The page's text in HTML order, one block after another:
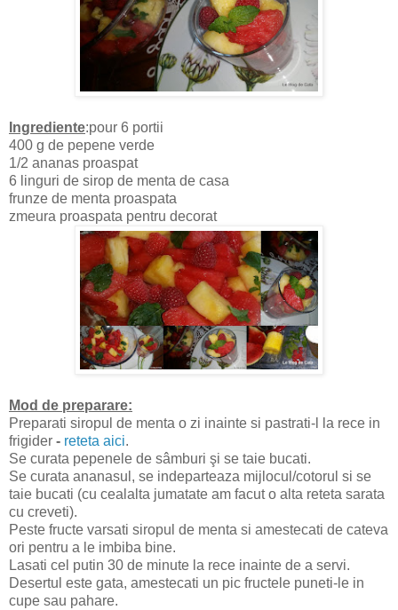
Ingrediente:pour 6 portii
400 g de pepene verde
1/2 ananas proaspat
6 linguri de sirop de menta de casa
frunze de menta proaspata
zmeura proaspata pentru decorat
Mod de preparare:
Preparati siropul de menta o zi inainte si pastrati-l la rece in
frigider - reteta aici.
Se curata pepenele de sâmburi şi se taie bucati.
Se curata ananasul, se indeparteaza mijlocul/cotorul si se
taie bucati (cu cealalta jumatate am facut o alta reteta sarata
cu creveti).
Peste fructe varsati siropul de menta si amestecati de cateva
ori pentru a le imbiba bine.
Lasati cel putin 30 de minute la rece inainte de a servi.
Desertul este gata, amestecati un pic fructele puneti-le in
cupe sau pahare.